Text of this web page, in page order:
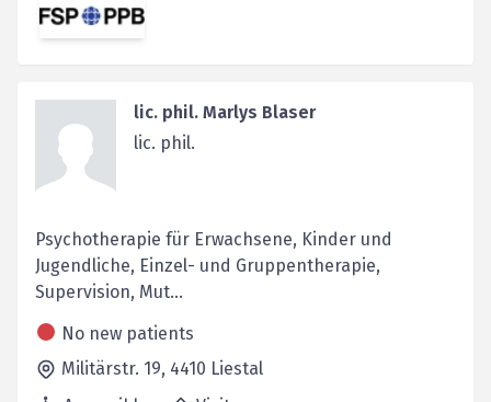
lic. phil. Marlys Blaser
lic. phil.
Psychotherapie für Erwachsene, Kinder und
Jugendliche, Einzel- und Gruppentherapie,
Supervision, Mut...
No new patients
Militärstr. 19, 4410 Liestal